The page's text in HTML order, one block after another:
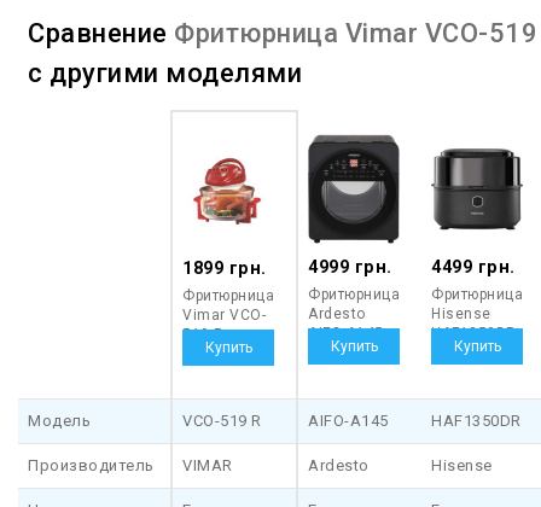
Сравнение Фритюрница Vimar VCO-519
с другими моделями
1899 грн.
Фритюрница
Vimar VCO-
519 R
4999 грн.
Фритюрница
Ardesto
AIFO-A145
4499 грн.
Фритюрница
Hisense
HAF1350DR
Модель VCO-519 R AIFO-A145 HAF1350DR
Производитель VIMAR Ardesto Hisense